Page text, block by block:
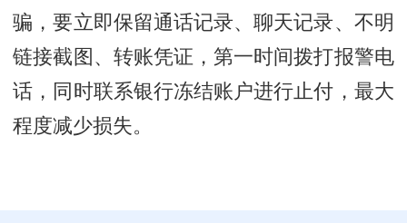
骗，要立即保留通话记录、聊天记录、不明
链接截图、转账凭证，第一时间拨打报警电
话，同时联系银行冻结账户进行止付，最大
程度减少损失。